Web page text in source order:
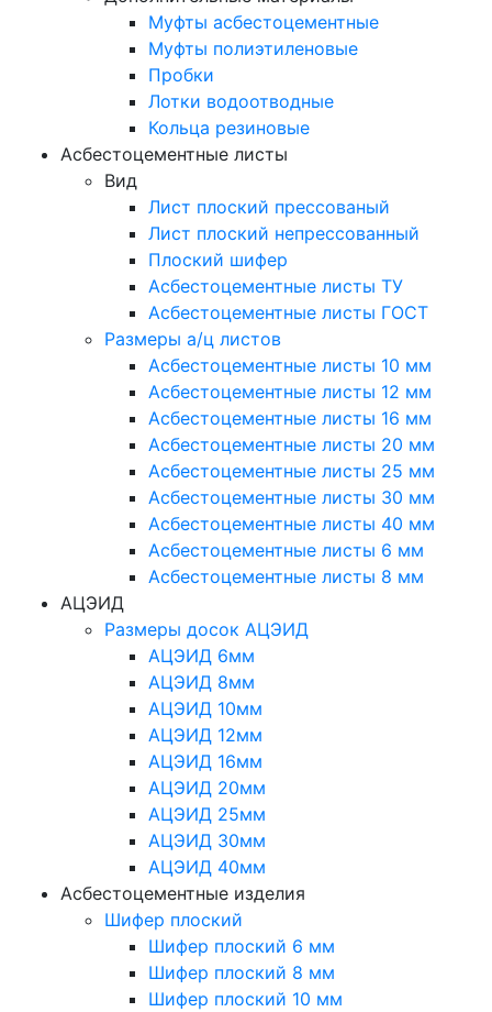
Муфты асбестоцементные
Муфты полиэтиленовые
Пробки
Лотки водоотводные
Кольца резиновые
Асбестоцементные листы
Вид
Лист плоский прессованый
Лист плоский непрессованный
Плоский шифер
Асбестоцементные листы ТУ
Асбестоцементные листы ГОСТ
Размеры а/ц листов
Асбестоцементные листы 10 мм
Асбестоцементные листы 12 мм
Асбестоцементные листы 16 мм
Асбестоцементные листы 20 мм
Асбестоцементные листы 25 мм
Асбестоцементные листы 30 мм
Асбестоцементные листы 40 мм
Асбестоцементные листы 6 мм
Асбестоцементные листы 8 мм
АЦЭИД
Размеры досок АЦЭИД
АЦЭИД 6мм
АЦЭИД 8мм
АЦЭИД 10мм
АЦЭИД 12мм
АЦЭИД 16мм
АЦЭИД 20мм
АЦЭИД 25мм
АЦЭИД 30мм
АЦЭИД 40мм
Асбестоцементные изделия
Шифер плоский
Шифер плоский 6 мм
Шифер плоский 8 мм
Шифер плоский 10 мм